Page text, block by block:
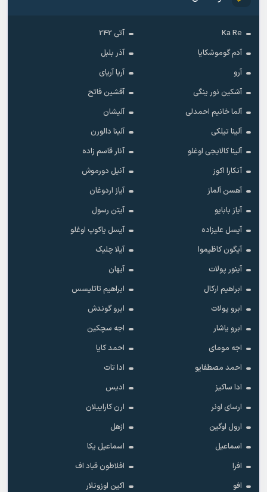
Ka Re
آتی 242
آدم گوموشکایا
آذر بلبل
آرو
آریا آریای
آشکین نور ینگی
آقشین فاتح
آلما خانیم احمدلی
آلیشان
آلینا تیلکی
آلینا دالورن
آلینا کالایجی اوغلو
آنار قاسم زاده
آنکارا اکوز
آنیل دورموش
آهسن آلماز
آیاز اردوغان
آیاز بابایو
آیتن رسول
آیسل علیزاده
آیسل یاکوپ اوغلو
آیگون کاظیموا
آیلا چلیک
آینور پولات
آیهان
ابراهیم ارکال
ابراهیم تاتلیسس
ابرو پولات
ابرو گوندش
ابرو یاشار
اجه سچکین
اجه مومای
احمد کایا
احمد مصطفایو
ادا تات
ادا ساکیز
ادیس
ارسای اونر
ارن کاراییلان
ارول اوگین
ازهل
اسماعیل
اسماعیل یکا
افرا
افلاطون قباد اف
افو
اکین اوزونلار